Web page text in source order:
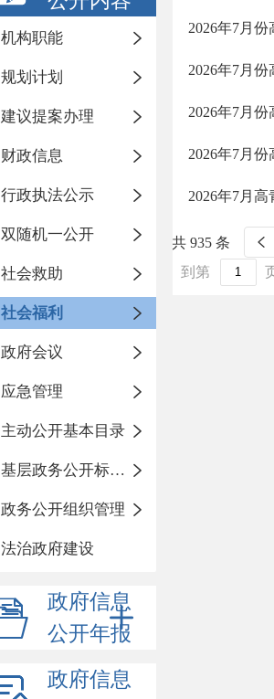
机构职能
规划计划
建议提案办理
财政信息
行政执法公示
双随机一公开
社会救助
社会福利
政府会议
应急管理
主动公开基本目录
基层政务公开标准化规范化
政务公开组织管理
法治政府建设
政府信息
公开年报
政府信息
2026年7月
2026年7月
2026年7月
2026年7月
2026年7月
共 935 条
到第